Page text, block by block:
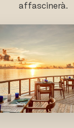
affascinerà.